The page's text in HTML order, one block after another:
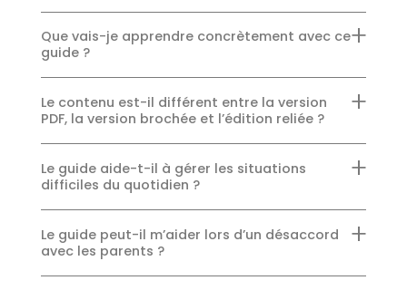
Que vais-je apprendre concrètement avec ce
guide ?
Le contenu est-il différent entre la version
PDF, la version brochée et l’édition reliée ?
Le guide aide-t-il à gérer les situations
difficiles du quotidien ?
Le guide peut-il m’aider lors d’un désaccord
avec les parents ?